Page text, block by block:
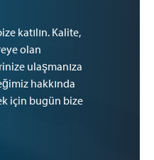
katılın. Kalite,
olan
ulaşmanıza
hakkında
için bugün bize